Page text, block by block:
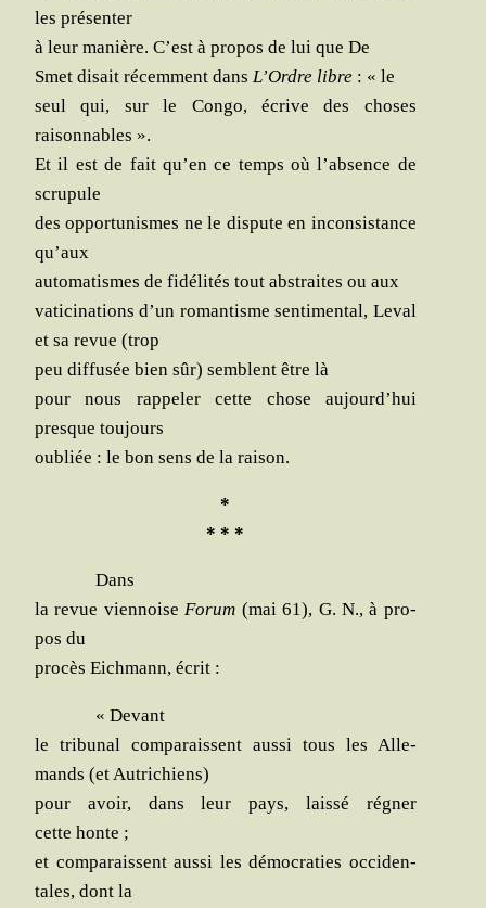
les présenter
à leur manière. C’est à pro­pos de lui que De
Smet disait récem­ment dans L’Ordre libre : « le
seul qui, sur le Congo, écrive des choses
raisonnables ».
Et il est de fait qu’en ce temps où l’absence de
scrupule
des oppor­tu­nismes ne le dis­pute en incon­sis­tance
qu’aux
auto­ma­tismes de fidé­li­tés tout abs­traites ou aux
vati­ci­na­tions d’un roman­tisme sen­ti­men­tal, Leval
et sa revue (trop
peu dif­fu­sée bien sûr) semblent être là
pour nous rap­pe­ler cette chose aujourd’hui
presque toujours
oubliée : le bon sens de la raison.
*
* * *
Dans
la revue vien­noise Forum (mai 61), G. N., à pro­
pos du
pro­cès Eich­mann, écrit :
« Devant
le tri­bu­nal com­pa­raissent aus­si tous les Alle­
mands (et Autrichiens)
pour avoir, dans leur pays, lais­sé régner
cette honte ;
et com­pa­raissent aus­si les démo­cra­ties occi­den­
tales, dont la